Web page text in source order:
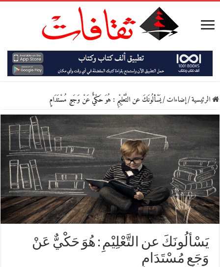
الرئيسية/إضاءات/يَسْألُونَكَ عن التَّعْلِيْمِ : هُوَ حَكْيٌّ عَنْ وَجَعٍ مُسْتَدَامٍ
يَسْألُونَكَ عن التَّعْلِيْمِ : هُوَ حَكْيٌّ عَنْ
وَجَعٍ مُسْتَدَامٍ